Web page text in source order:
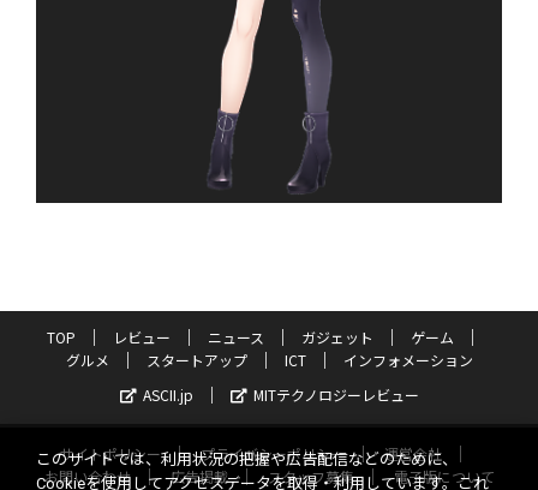
TOP レビュー ニュース ガジェット
ゲーム
グルメ
スタートアップ ICT
インフォメーション
ASCII.jp
MITテクノロジーレビュー
サイトポリシー プライバシーポリシー
運営会社
お問い合わせ
広告掲載 スタッフ募集 電子版について
このサイトでは、利用状況の把握や広告配信などのために、
Cookieを使用してアクセスデータを取得・利用しています。これ